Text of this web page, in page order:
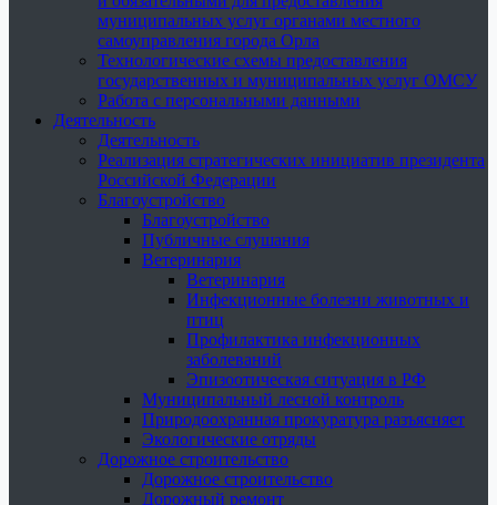
муниципальных услуг органами местного
самоуправления города Орла
Технологические схемы предоставления
государственных и муниципальных услуг ОМСУ
Работа с персональными данными
Деятельность
Деятельность
Реализация стратегических инициатив президента
Российской Федерации
Благоустройство
Благоустройство
Публичные слушания
Ветеринария
Ветеринария
Инфекционные болезни животных и
птиц
Профилактика инфекционных
заболеваний
Эпизоотическая ситуация в РФ
Муниципальный лесной контроль
Природоохранная прокуратура разъясняет
Экологические отряды
Дорожное строительство
Дорожное строительство
Дорожный ремонт